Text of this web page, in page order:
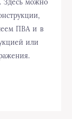
Здесь можно
ПВА и в
или